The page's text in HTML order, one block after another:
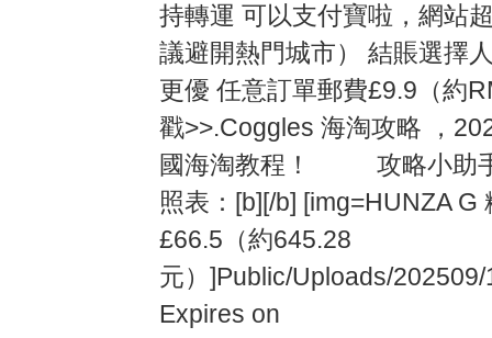
持轉運 可以支付寶啦，網站
議避開熱門城市） 結賬選擇
更優 任意訂單郵費£9.9（約
戳>>.Coggles 海淘攻略 ，
國海淘教程！ 攻略小助
照表：[b][/b] [img=HUNZA G
£66.5（約645.28
元）]Public/Uploads/
Expires on